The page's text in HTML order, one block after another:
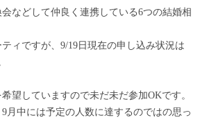
などして仲良く連携している6つの結婚相
ィですが、9/19日現在の申し込み状況は
望していますので未だ未だ参加OKです。
月中には予定の人数に達するのではの思っ